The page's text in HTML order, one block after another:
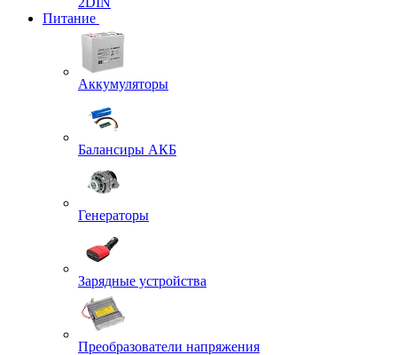
Питание
Аккумуляторы
Балансиры АКБ
Генераторы
Зарядные устройства
Преобразователи напряжения